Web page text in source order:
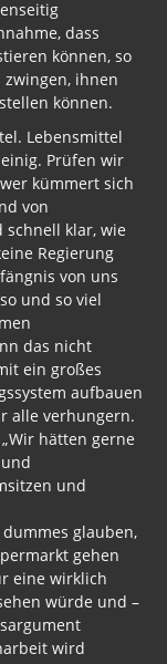
dass
können, so
zwingen, ihnen
können.
Lebensmittel
Prüfen wir
kümmert sich
von
klar, wie
Regierung
von uns
und so viel
das nicht
ein großes
aufbauen
alle verhungern.
hätten gerne
und
glauben,
gehen
eine wirklich
würde und –
wird